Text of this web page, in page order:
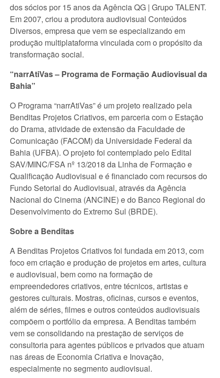
dos sócios por 15 anos da Agência QG | Grupo TALENT.
Em 2007, criou a produtora audiovisual Conteúdos
Diversos, empresa que vem se especializando em
produção multiplataforma vinculada com o propósito da
transformação social.
“narrAtiVas – Programa de Formação Audiovisual da
Bahia”
O Programa “narrAtiVas” é um projeto realizado pela
Benditas Projetos Criativos, em parceria com o Estação
do Drama, atividade de extensão da Faculdade de
Comunicação (FACOM) da Universidade Federal da
Bahia (UFBA). O projeto foi contemplado pelo Edital
SAV/MINC/FSA nº 13/2018 da Linha de Formação e
Qualificação Audiovisual e é financiado com recursos do
Fundo Setorial do Audiovisual, através da Agência
Nacional do Cinema (ANCINE) e do Banco Regional do
Desenvolvimento do Extremo Sul (BRDE).
Sobre a Benditas
A Benditas Projetos Criativos foi fundada em 2013, com
foco em criação e produção de projetos em artes, cultura
e audiovisual, bem como na formação de
empreendedores criativos, entre técnicos, artistas e
gestores culturais. Mostras, oficinas, cursos e eventos,
além de séries, filmes e outros conteúdos audiovisuais
compõem o portfólio da empresa. A Benditas também
vem se consolidando na prestação de serviços de
consultoria para agentes públicos e privados que atuam
nas áreas de Economia Criativa e Inovação,
especialmente no segmento audiovisual.